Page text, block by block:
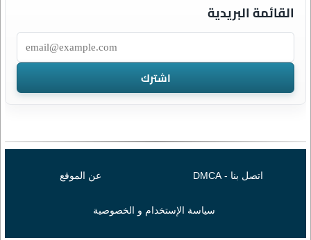
القائمة البريدية
اتصل بنا - DMCA عن الموقع
سياسة الإستخدام و الخصوصية